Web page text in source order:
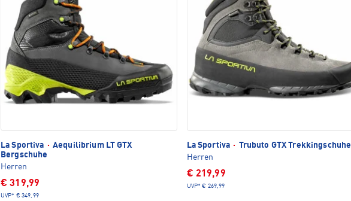
La Sportiva · Aequilibrium LT GTX
Bergschuhe
Herren
€ 319,99
UVP* € 349,99
La Sportiva · Trubuto GTX Trekkingschuhe
Herren
€ 219,99
UVP* € 269,99